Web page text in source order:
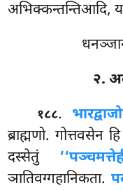
अभिक्कन्तन्तिआदि,
२.
१८८.
ब्राह्मणो. गोत्तवसेन
दस्सेतुं
ञातिवग्गहानिकता.